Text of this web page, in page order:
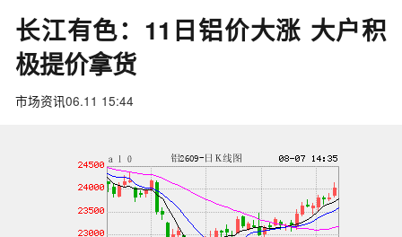
长江有色：11日铝价大涨 大户积
极提价拿货
市场资讯06.11 15:44